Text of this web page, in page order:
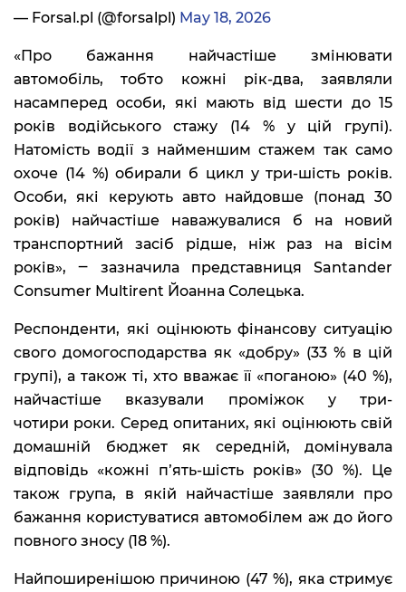
— Forsal.pl (@forsalpl) May 18, 2026
«Про бажання найчастіше змінювати
автомобіль, тобто кожні рік-два, заявляли
насамперед особи, які мають від шести до 15
років водійського стажу (14 % у цій групі).
Натомість водії з найменшим стажем так само
охоче (14 %) обирали б цикл у три-шість років.
Особи, які керують авто найдовше (понад 30
років) найчастіше наважувалися б на новий
транспортний засіб рідше, ніж раз на вісім
років», ‒ зазначила представниця Santander
Consumer Multirent Йоанна Солецька.
Респонденти, які оцінюють фінансову ситуацію
свого домогосподарства як «добру» (33 % в цій
групі), а також ті, хто вважає її «поганою» (40 %),
найчастіше вказували проміжок у три-
чотири роки. Серед опитаних, які оцінюють свій
домашній бюджет як середній, домінувала
відповідь «кожні пʼять-шість років» (30 %). Це
також група, в якій найчастіше заявляли про
бажання користуватися автомобілем аж до його
повного зносу (18 %).
Найпоширенішою причиною (47 %), яка стримує